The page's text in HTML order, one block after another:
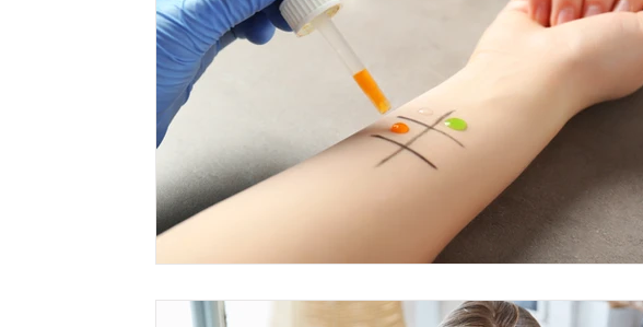
Chirurgia Estetica Allergologia